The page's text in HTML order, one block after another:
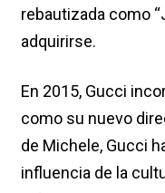
rebautizada como
adquirirse.
En 2015, Gucci
como su nuevo
de Michele, Gucci
influencia de la